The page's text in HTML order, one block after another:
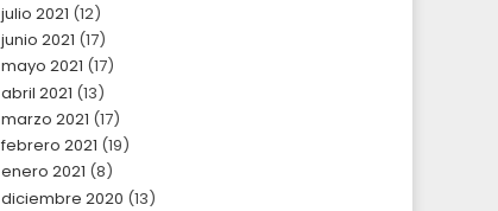
julio 2021 (12)
junio 2021 (17)
mayo 2021 (17)
abril 2021 (13)
marzo 2021 (17)
febrero 2021 (19)
enero 2021 (8)
diciembre 2020 (13)